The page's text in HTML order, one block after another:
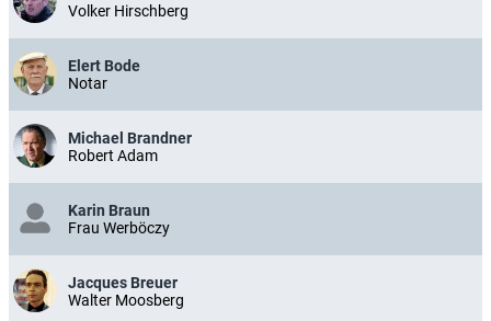
Volker Hirschberg
Elert Bode
Notar
Michael Brandner
Robert Adam
Karin Braun
Frau Werböczy
Jacques Breuer
Walter Moosberg